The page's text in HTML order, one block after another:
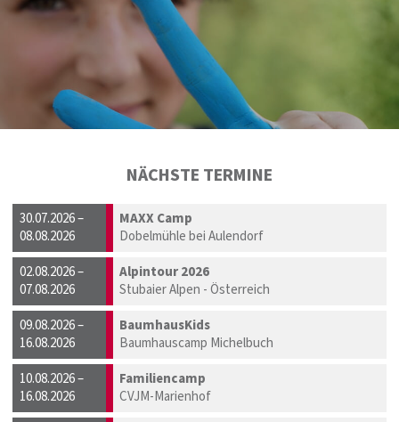
NÄCHSTE TERMINE
30.07.2026 –
08.08.2026
MAXX Camp
Dobelmühle bei Aulendorf
02.08.2026 –
07.08.2026
Alpintour 2026
Stubaier Alpen - Österreich
09.08.2026 –
16.08.2026
BaumhausKids
Baumhauscamp Michelbuch
10.08.2026 –
16.08.2026
Familiencamp
CVJM-Marienhof